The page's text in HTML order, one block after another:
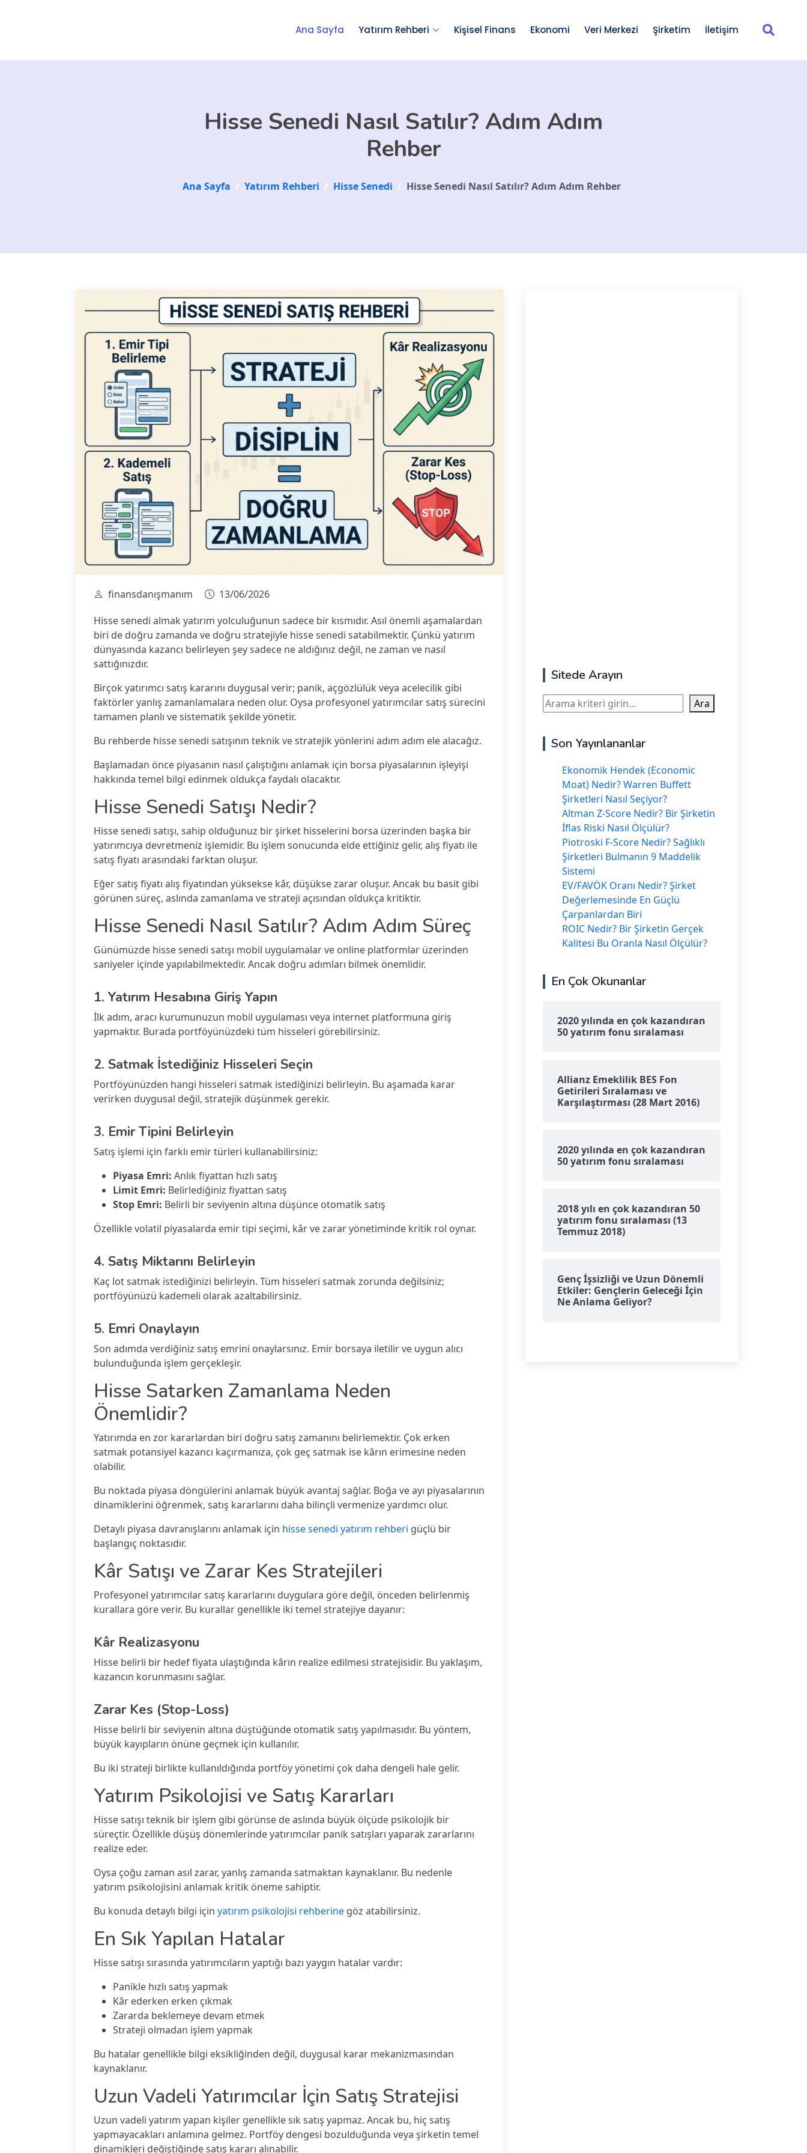
Ana Sayfa Yatırım Rehberi Kişisel Finans Ekonomi Veri Merkezi Şirketim İletişim
Hisse Senedi Nasıl Satılır? Adım Adım
Rehber
Ana Sayfa / Yatırım Rehberi / Hisse Senedi / Hisse Senedi Nasıl Satılır? Adım Adım Rehber
finansdanışmanım
13/06/2026
Hisse senedi almak yatırım yolculuğunun sadece bir kısmıdır. Asıl önemli aşamalardan
biri de doğru zamanda ve doğru stratejiyle hisse senedi satabilmektir. Çünkü yatırım
dünyasında kazancı belirleyen şey sadece ne aldığınız değil, ne zaman ve nasıl
sattığınızdır.
Birçok yatırımcı satış kararını duygusal verir; panik, açgözlülük veya acelecilik gibi
faktörler yanlış zamanlamalara neden olur. Oysa profesyonel yatırımcılar satış sürecini
tamamen planlı ve sistematik şekilde yönetir.
Bu rehberde hisse senedi satışının teknik ve stratejik yönlerini adım adım ele alacağız.
Başlamadan önce piyasanın nasıl çalıştığını anlamak için borsa piyasalarının işleyişi
hakkında temel bilgi edinmek oldukça faydalı olacaktır.
Hisse Senedi Satışı Nedir?
Hisse senedi satışı, sahip olduğunuz bir şirket hisselerini borsa üzerinden başka bir
yatırımcıya devretmeniz işlemidir. Bu işlem sonucunda elde ettiğiniz gelir, alış fiyatı ile
satış fiyatı arasındaki farktan oluşur.
Eğer satış fiyatı alış fiyatından yüksekse kâr, düşükse zarar oluşur. Ancak bu basit gibi
görünen süreç, aslında zamanlama ve strateji açısından oldukça kritiktir.
Hisse Senedi Nasıl Satılır? Adım Adım Süreç
Günümüzde hisse senedi satışı mobil uygulamalar ve online platformlar üzerinden
saniyeler içinde yapılabilmektedir. Ancak doğru adımları bilmek önemlidir.
1. Yatırım Hesabına Giriş Yapın
İlk adım, aracı kurumunuzun mobil uygulaması veya internet platformuna giriş
yapmaktır. Burada portföyünüzdeki tüm hisseleri görebilirsiniz.
2. Satmak İstediğiniz Hisseleri Seçin
Portföyünüzden hangi hisseleri satmak istediğinizi belirleyin. Bu aşamada karar
verirken duygusal değil, stratejik düşünmek gerekir.
3. Emir Tipini Belirleyin
Satış işlemi için farklı emir türleri kullanabilirsiniz:
Piyasa Emri: Anlık fiyattan hızlı satış
Limit Emri: Belirlediğiniz fiyattan satış
Stop Emri: Belirli bir seviyenin altına düşünce otomatik satış
Özellikle volatil piyasalarda emir tipi seçimi, kâr ve zarar yönetiminde kritik rol oynar.
4. Satış Miktarını Belirleyin
Kaç lot satmak istediğinizi belirleyin. Tüm hisseleri satmak zorunda değilsiniz;
portföyünüzü kademeli olarak azaltabilirsiniz.
5. Emri Onaylayın
Son adımda verdiğiniz satış emrini onaylarsınız. Emir borsaya iletilir ve uygun alıcı
bulunduğunda işlem gerçekleşir.
Hisse Satarken Zamanlama Neden
Önemlidir?
Yatırımda en zor kararlardan biri doğru satış zamanını belirlemektir. Çok erken
satmak potansiyel kazancı kaçırmanıza, çok geç satmak ise kârın erimesine neden
olabilir.
Bu noktada piyasa döngülerini anlamak büyük avantaj sağlar. Boğa ve ayı piyasalarının
dinamiklerini öğrenmek, satış kararlarını daha bilinçli vermenize yardımcı olur.
Detaylı piyasa davranışlarını anlamak için hisse senedi yatırım rehberi güçlü bir
başlangıç noktasıdır.
Kâr Satışı ve Zarar Kes Stratejileri
Profesyonel yatırımcılar satış kararlarını duygulara göre değil, önceden belirlenmiş
kurallara göre verir. Bu kurallar genellikle iki temel stratejiye dayanır:
Kâr Realizasyonu
Hisse belirli bir hedef fiyata ulaştığında kârın realize edilmesi stratejisidir. Bu yaklaşım,
kazancın korunmasını sağlar.
Zarar Kes (Stop-Loss)
Hisse belirli bir seviyenin altına düştüğünde otomatik satış yapılmasıdır. Bu yöntem,
büyük kayıpların önüne geçmek için kullanılır.
Bu iki strateji birlikte kullanıldığında portföy yönetimi çok daha dengeli hale gelir.
Yatırım Psikolojisi ve Satış Kararları
Hisse satışı teknik bir işlem gibi görünse de aslında büyük ölçüde psikolojik bir
süreçtir. Özellikle düşüş dönemlerinde yatırımcılar panik satışları yaparak zararlarını
realize eder.
Oysa çoğu zaman asıl zarar, yanlış zamanda satmaktan kaynaklanır. Bu nedenle
yatırım psikolojisini anlamak kritik öneme sahiptir.
Bu konuda detaylı bilgi için yatırım psikolojisi rehberine göz atabilirsiniz.
En Sık Yapılan Hatalar
Hisse satışı sırasında yatırımcıların yaptığı bazı yaygın hatalar vardır:
Panikle hızlı satış yapmak
Kâr ederken erken çıkmak
Zararda beklemeye devam etmek
Strateji olmadan işlem yapmak
Bu hatalar genellikle bilgi eksikliğinden değil, duygusal karar mekanizmasından
kaynaklanır.
Uzun Vadeli Yatırımcılar İçin Satış Stratejisi
Uzun vadeli yatırım yapan kişiler genellikle sık satış yapmaz. Ancak bu, hiç satış
yapmayacakları anlamına gelmez. Portföy dengesi bozulduğunda veya şirketin temel
dinamikleri değiştiğinde satış kararı alınabilir.
Sitede Arayın
Ara Ara
Son Yayınlananlar
Ekonomik Hendek (Economic
Moat) Nedir? Warren Buffett
Şirketleri Nasıl Seçiyor?
Altman Z-Score Nedir? Bir Şirketin
İflas Riski Nasıl Ölçülür?
Piotroski F-Score Nedir? Sağlıklı
Şirketleri Bulmanın 9 Maddelik
Sistemi
EV/FAVÖK Oranı Nedir? Şirket
Değerlemesinde En Güçlü
Çarpanlardan Biri
ROIC Nedir? Bir Şirketin Gerçek
Kalitesi Bu Oranla Nasıl Ölçülür?
En Çok Okunanlar
2020 yılında en çok kazandıran
50 yatırım fonu sıralaması
Allianz Emeklilik BES Fon
Getirileri Sıralaması ve
Karşılaştırması (28 Mart 2016)
2020 yılında en çok kazandıran
50 yatırım fonu sıralaması
2018 yılı en çok kazandıran 50
yatırım fonu sıralaması (13
Temmuz 2018)
Genç İşsizliği ve Uzun Dönemli
Etkiler: Gençlerin Geleceği İçin
Ne Anlama Geliyor?